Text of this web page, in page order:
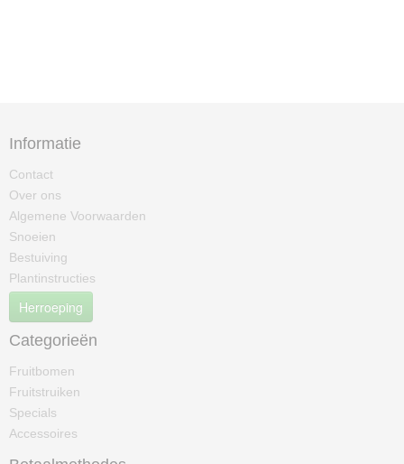
Informatie
Contact
Over ons
Algemene Voorwaarden
Snoeien
Bestuiving
Plantinstructies
Herroeping
Categorieën
Fruitbomen
Fruitstruiken
Specials
Accessoires